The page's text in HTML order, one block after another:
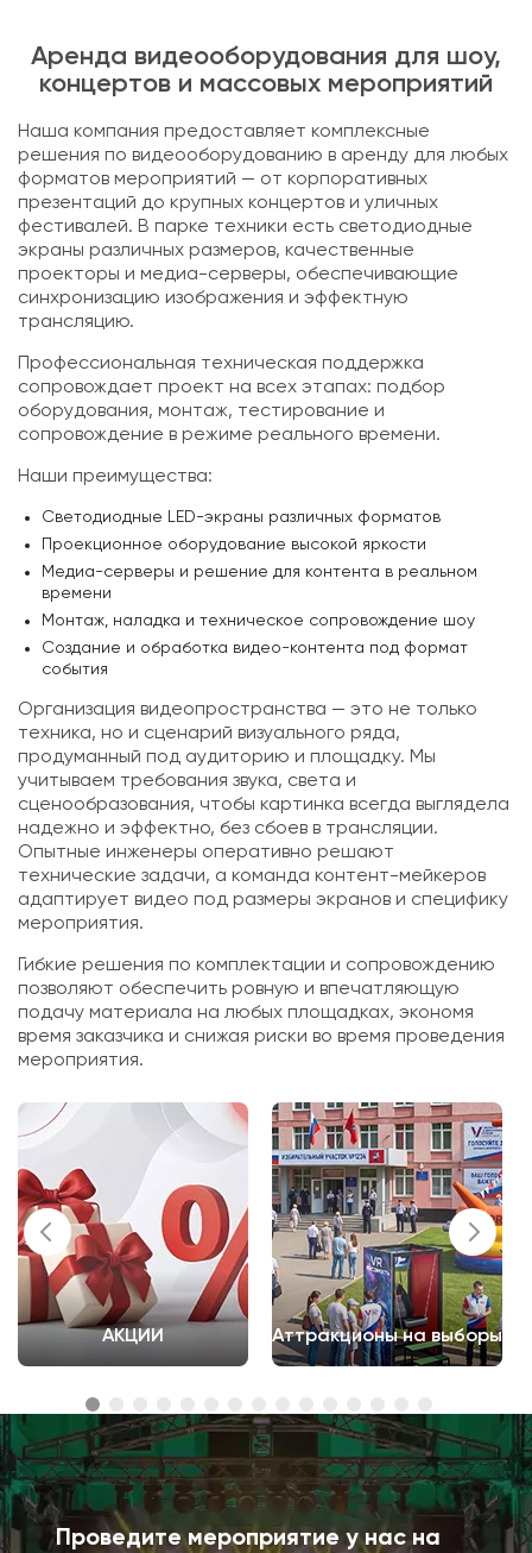
Аренда видеооборудования для шоу,
концертов и массовых мероприятий
Наша компания предоставляет комплексные
решения по видеооборудованию в аренду для любых
форматов мероприятий — от корпоративных
презентаций до крупных концертов и уличных
фестивалей. В парке техники есть светодиодные
экраны различных размеров, качественные
проекторы и медиа-серверы, обеспечивающие
синхронизацию изображения и эффектную
трансляцию.
Профессиональная техническая поддержка
сопровождает проект на всех этапах: подбор
оборудования, монтаж, тестирование и
сопровождение в режиме реального времени.
Наши преимущества:
Светодиодные LED-экраны различных форматов
Проекционное оборудование высокой яркости
Медиа-серверы и решение для контента в реальном
времени
Монтаж, наладка и техническое сопровождение шоу
Создание и обработка видео-контента под формат
события
Организация видеопространства — это не только
техника, но и сценарий визуального ряда,
продуманный под аудиторию и площадку. Мы
учитываем требования звука, света и
сценообразования, чтобы картинка всегда выглядела
надежно и эффектно, без сбоев в трансляции.
Опытные инженеры оперативно решают
технические задачи, а команда контент-мейкеров
адаптирует видео под размеры экранов и специфику
мероприятия.
Гибкие решения по комплектации и сопровождению
позволяют обеспечить ровную и впечатляющую
подачу материала на любых площадках, экономя
время заказчика и снижая риски во время проведения
мероприятия.
АКЦИИ Аттракционы на выборы
Проведите мероприятие у нас на